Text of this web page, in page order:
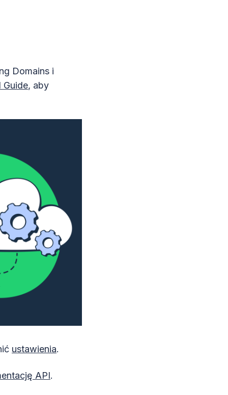
Domains i
Guide, aby
ustawienia.
API.